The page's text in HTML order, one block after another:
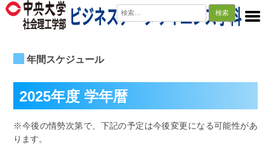
検
索:
年間スケジュール
2025年度 学年暦
※今後の情勢次第で、下記の予定は今後変更になる可能性があ
ります。